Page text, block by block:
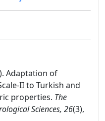
Adaptation of
II to Turkish and
properties. The
Sciences, 26(3),